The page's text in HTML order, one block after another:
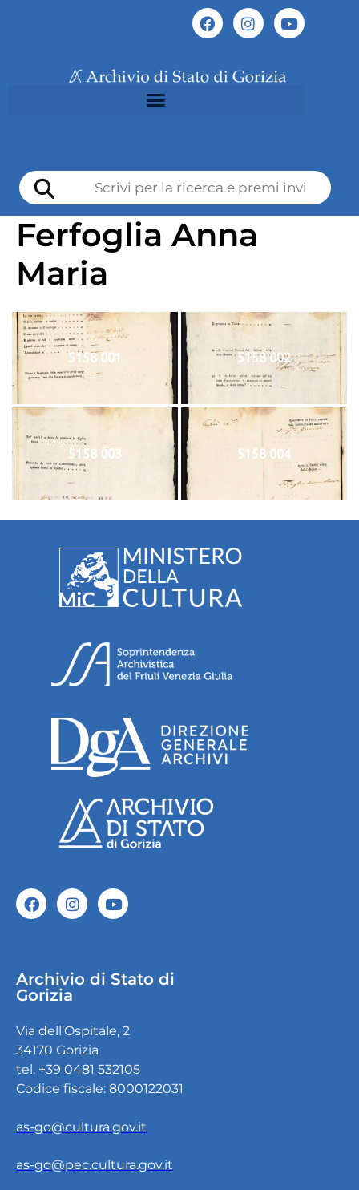
Ferfoglia Anna
Maria
5158 001 5158 002
5158 003 5158 004
Archivio di Stato di
Gorizia
Via dell’Ospitale, 2
34170 Gorizia
tel. +39 0481 532105
Codice fiscale: 8000122031
as-go@cultura.gov.it
as-go@pec.cultura.gov.it